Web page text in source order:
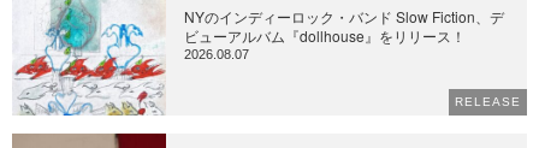
NYのインディーロック・バンド Slow Fiction、デ
ビューアルバム『dollhouse』をリリース！
2026.08.07
RELEASE